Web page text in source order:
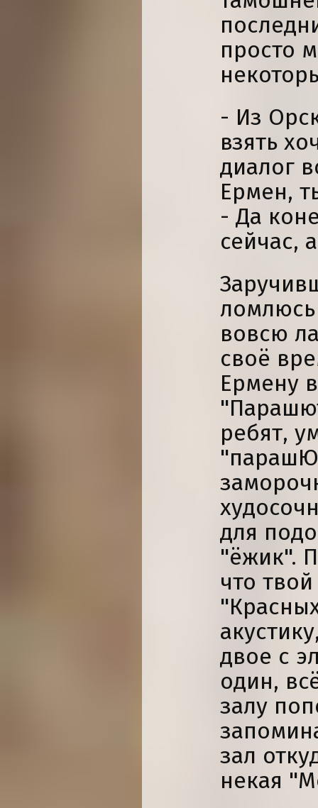
просто
- Из
взять
диалог
Ермен,
- Да
сейчас,
ломлюсь
вовсю
своё
Ермену
ребят,
для
"ёжик".
что
двое с
один,
залу
зал
некая